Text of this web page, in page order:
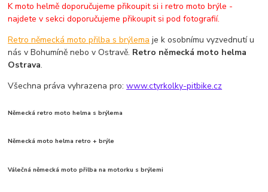
K moto helmě doporučujeme přikoupit si i retro moto brýle -
najdete v sekci doporučujeme přikoupit si pod fotografií.
Retro německá moto přilba s brýlema je k osobnímu vyzvednutí u
nás v Bohumíně nebo v Ostravě. Retro německá moto helma
Ostrava.
Všechna práva vyhrazena pro:www.ctyrkolky-pitbike.cz
Německá retro moto helma s brýlema
Německá moto helma retro + brýle
Válečná německá moto přilba na motorku s brýlemi